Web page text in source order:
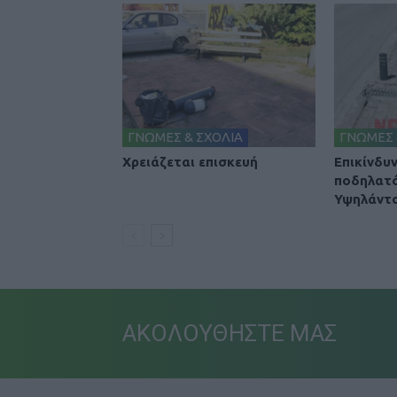
ΓΝΩΜΕΣ & ΣΧΟΛΙΑ
Χρειάζεται επισκευή
ΓΝΩΜΕΣ
ΑΚΟΛΟΥΘΗΣΤΕ ΜΑΣ